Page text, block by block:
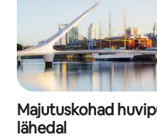
Majutuskohad
lähedal